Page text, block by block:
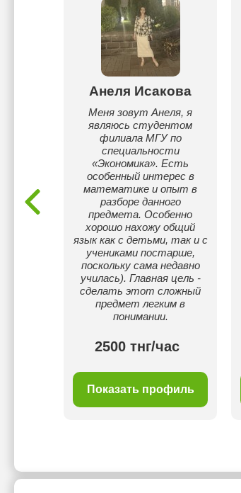
Анеля Исакова
Меня зовут Анеля, я
являюсь студентом
филиала МГУ по
специальности
«Экономика». Есть
особенный интерес в
математике и опыт в
разборе данного
предмета. Особенно
хорошо нахожу общий
язык как с детьми, так и с
учениками постарше,
поскольку сама недавно
училась). Главная цель -
сделать этот сложный
предмет легким в
понимании.
2500 тнг/час
Показать профиль